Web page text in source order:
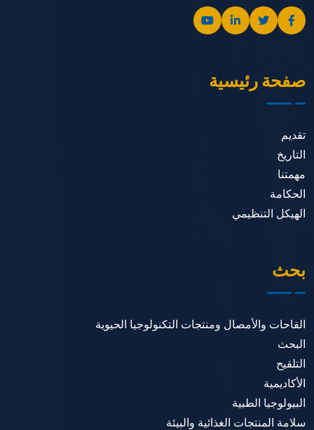
صفحة رئيسية
تقديم
التاريخ
مهمتنا
الحكامة
الهيكل التنظيمي
بحث
القاحات والأمصال ومنتجات التكنولوجيا الحيوية
البحث
التلقيح
الأكاديمية
البيولوجيا الطبية
سلامة المنتجات الغذائية والبيئة